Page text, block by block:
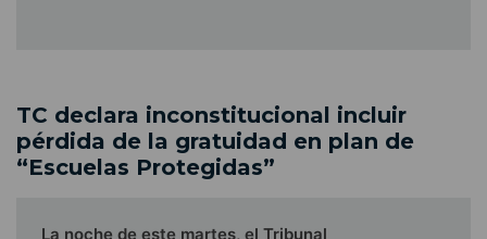
TC declara inconstitucional incluir
pérdida de la gratuidad en plan de
“Escuelas Protegidas”
La noche de este martes, el Tribunal